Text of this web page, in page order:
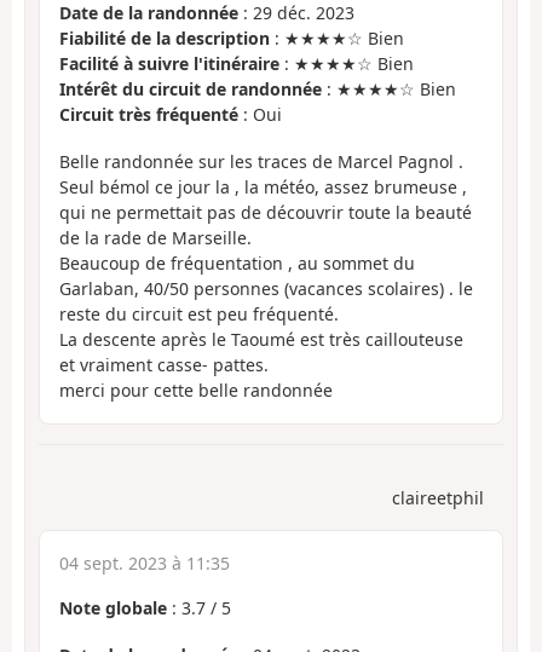
Date de la randonnée : 29 déc. 2023
Fiabilité de la description : ★★★★☆ Bien
Facilité à suivre l'itinéraire : ★★★★☆ Bien
Intérêt du circuit de randonnée : ★★★★☆ Bien
Circuit très fréquenté : Oui
Belle randonnée sur les traces de Marcel Pagnol .
Seul bémol ce jour la , la météo, assez brumeuse ,
qui ne permettait pas de découvrir toute la beauté
de la rade de Marseille.
Beaucoup de fréquentation , au sommet du
Garlaban, 40/50 personnes (vacances scolaires) . le
reste du circuit est peu fréquenté.
La descente après le Taoumé est très caillouteuse
et vraiment casse- pattes.
merci pour cette belle randonnée
claireetphil
04 sept. 2023 à 11:35
Note globale : 3.7 / 5